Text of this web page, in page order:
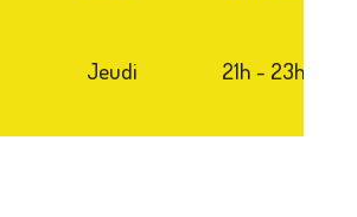
Jeudi 21h - 23h